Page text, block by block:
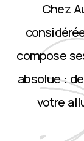
Chez
compose
absolue :
votre